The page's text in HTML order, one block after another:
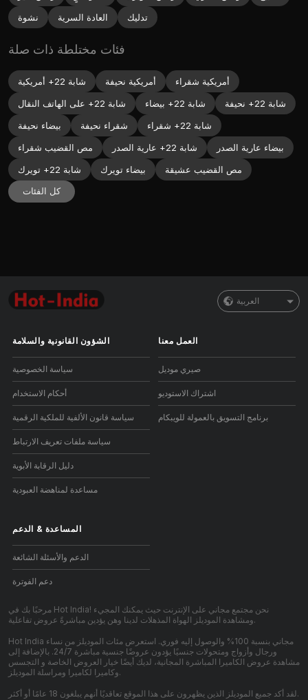
نشوة
العادة السرية تدليك
فئات مختلطة ذات صلة
شابة 22+ أمريكية أمريكية نحيفة
أمريكية شقراء
شابة 22+ على الهاتف النقال
شابة 22+ بيضاء
شابة 22+ نحيفة
بيضاء نحيفة
شقراء نحيفة
شابة 22+ شقراء
مص القضيب شقراء
شابة 22+ عارية الصدر
بيضاء عارية الصدر
شابة 22+ تويرك
بيضاء تويرك
مص القضيب عشيقة
كل الفئات
العربية
الشؤون القانونية والسلامة
سياسة الخصوصية
أحكام الاستخدام
سياسة قانون الألفية للملكية الرقمية
سياسة ملفات تعريف الارتباط
دليل الرقابة الأبوية
مساعدة لمناهضة العبودية
العمل معنا
صيري موديل
اشتراك الاستوديو
برنامج التسويق بالعمولة للويبكام
المساعدة & الدعم
الدعم والأسئلة الشائعة
دعم الفوترة
مرحبًا بك في Hot India! نحن مجتمع مجاني على الإنترنت حيث يمكنك المجيء
ومشاهدة الموديلز الهواة المذهلات لدينا وهن يؤدين مباشرةً عروض تفاعلية.
Hot India مجاني بنسبة 100% والوصول إليه فوري. استعرض مئات الموديلز من نساء
ورجال وأزواج ومتحولات جنسيًا يؤدون عروضًا جنسية مباشرة 24/7. بالإضافة إلى
مشاهدة عروض الكاميرا المباشرة المجانية، لديك أيضًا خيار العروض الخاصة و التجسس
وكاميرا لكاميرا ومراسلة الموديلز.
لقد أكد جميع الموديلز الذين يظهرون على هذا الموقع تعاقديًا أنهم يبلغون 18 عامًا أو أكثر.